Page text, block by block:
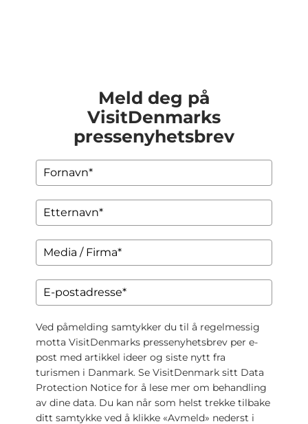
Meld deg på
VisitDenmarks
pressenyhetsbrev
Ved påmelding samtykker du til å regelmessig
motta VisitDenmarks pressenyhetsbrev per e-
post med artikkel ideer og siste nytt fra
turismen i Danmark. Se VisitDenmark sitt Data
Protection Notice for å lese mer om behandling
av dine data. Du kan når som helst trekke tilbake
ditt samtykke ved å klikke «Avmeld» nederst i